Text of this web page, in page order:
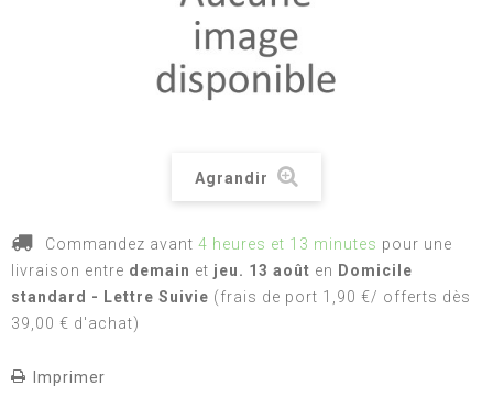
Agrandir
Commandez avant 4 heures et 13 minutes pour une
livraison entre demain et jeu. 13 août en Domicile
standard - Lettre Suivie (frais de port 1,90 €/ offerts dès
39,00 € d'achat)
Imprimer